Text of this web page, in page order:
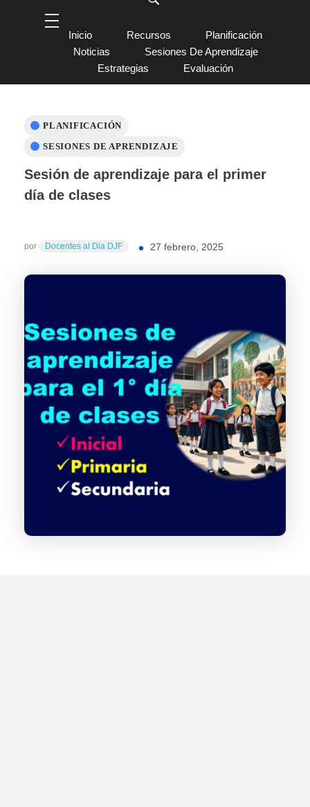
Inicio Recursos
Planificación
Noticias
Sesiones De Aprendizaje
Estrategias
Evaluación
Sesión de aprendizaje para el primer
día de clases
27 febrero, 2025
por Docentes al Dia DJF
PLANIFICACIÓN
SESIONES DE APRENDIZAJE
0